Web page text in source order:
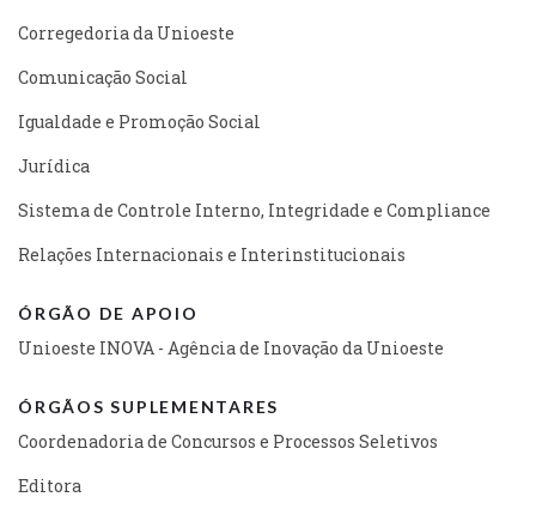
Corregedoria da Unioeste
Comunicação Social
Igualdade e Promoção Social
Jurídica
Sistema de Controle Interno, Integridade e Compliance
Relações Internacionais e Interinstitucionais
ÓRGÃO DE APOIO
Unioeste INOVA - Agência de Inovação da Unioeste
ÓRGÃOS SUPLEMENTARES
Coordenadoria de Concursos e Processos Seletivos
Editora